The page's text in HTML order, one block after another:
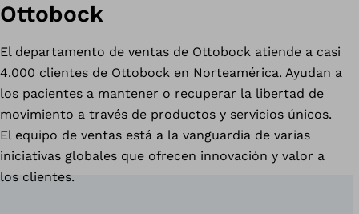
Ottobock
El departamento de ventas de Ottobock atiende a casi
4.000 clientes de Ottobock en Norteamérica. Ayudan a
los pacientes a mantener o recuperar la libertad de
movimiento a través de productos y servicios únicos.
El equipo de ventas está a la vanguardia de varias
iniciativas globales que ofrecen innovación y valor a
los clientes.